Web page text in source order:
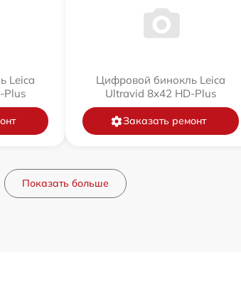
Leica
Plus
Цифровой бинокль Leica
Ultravid 8x42 HD-Plus
Заказать ремонт
Показать больше